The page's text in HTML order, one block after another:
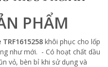
PHẨM
khôi phục cho lốp
như mới. - Có hoạt chất dầu
vỏ, bèn bỉ khi sử dụng và